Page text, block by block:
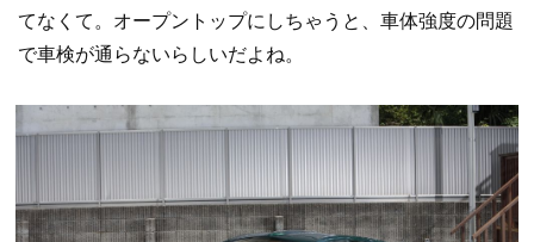
てなくて。オープントップにしちゃうと、車体強度の問題
で車検が通らないらしいだよね。